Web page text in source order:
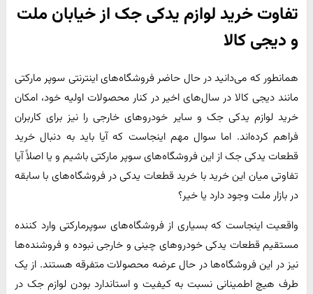
تفاوت خرید لوازم یدکی جک از خیابان ملت
و دیجی کالا
همانطور که می‌دانید در حال حاضر فروشگاه‌های اینترنتی سوپر مارکتی
مانند دیجی کالا در سال‌های اخیر در کنار محصولات اولیه خود، امکان
خرید لوازم یدکی جک و سایر خودروهای خارجی را نیز برای کاربران
فراهم کرده‌اند. اما سوال مهم اینجاست که آیا باید به دنبال خرید
قطعات یدکی جک از این فروشگاه‌های سوپر مارکتی باشیم و یا اصلاً آیا
تفاوتی میان این خرید با خرید قطعات یدکی در فروشگاه‌های با سابقه
در بازار ملت وجود دارد یا خیر؟
واقعیت اینجاست که بسیاری از فروشگاه‌های سوپرمارکتی وارد کننده
مستقیم قطعات یدکی خودروهای چینی و خارجی نبوده و فروشنده‌ها
نیز در این فروشگاه‌ها در حال عرضه محصولات متفرقه هستند. از یک
طرف هیچ اطمینانی نسبت به کیفیت و استاندارد بودن لوازم جک در